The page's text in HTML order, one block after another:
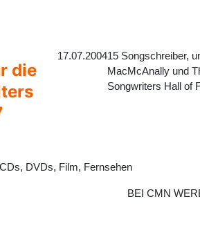
die
17.07.200415 Songschreiber,
MacMcAnally und
Songwriters Hall of
DVDs, Film, Fernsehen
BEI CMN